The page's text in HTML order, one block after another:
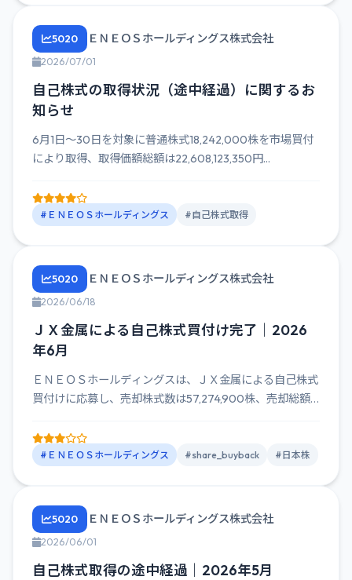
5020 ＥＮＥＯＳホールディングス株式会社
2026/07/01
自己株式の取得状況（途中経過）に関するお
知らせ
6月1日～30日を対象に普通株式18,242,000株を市場買付
により取得、取得価額総額は22,608,123,350円...
#ＥＮＥＯＳホールディングス #自己株式取得
5020 ＥＮＥＯＳホールディングス株式会社
2026/06/18
ＪＸ金属による自己株式買付け完了｜2026
年6月
ＥＮＥＯＳホールディングスは、ＪＸ金属による自己株式
買付けに応募し、売却株式数は57,274,900株、売却総額
#ＥＮＥＯＳホールディングス #share_buyback #日本株
5020 ＥＮＥＯＳホールディングス株式会社
2026/06/01
自己株式取得の途中経過｜2026年5月